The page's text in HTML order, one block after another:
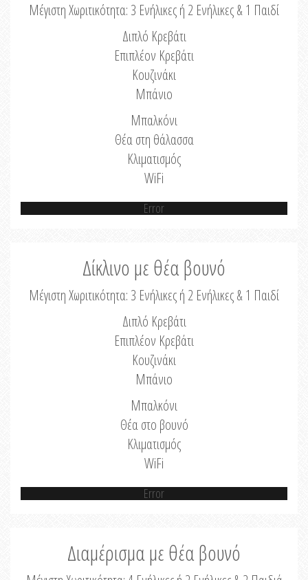
Μέγιστη Χωριτικότητα: 3 Ενήλικες ή 2 Ενήλικες & 1 Παιδί
Διπλό Κρεβάτι
Επιπλέον Κρεβάτι
Κουζινάκι
Μπάνιο
Μπαλκόνι
Θέα στη θάλασσα
Κλιματισμός
WiFi
Error
Δίκλινο με θέα βουνό
Μέγιστη Χωριτικότητα: 3 Ενήλικες ή 2 Ενήλικες & 1 Παιδί
Διπλό Κρεβάτι
Επιπλέον Κρεβάτι
Κουζινάκι
Μπάνιο
Μπαλκόνι
Θέα στο βουνό
Κλιματισμός
WiFi
Error
Διαμέρισμα με θέα βουνό